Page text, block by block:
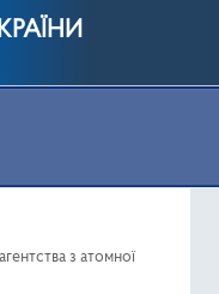
з атомної